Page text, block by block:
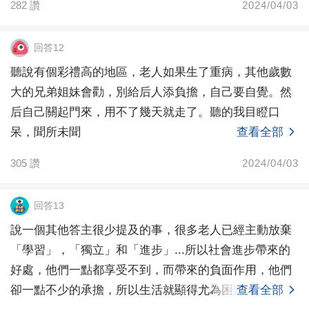
282 讚 2024/04/03
回答12
聽說有個彩禮高的地區，老人如果生了重病，其他歲數
大的兄弟姐妹會勸，別給后人添負擔，自己要自覺。然
后自己關起門來，用不了幾天就走了。聽的我目瞪口
呆，聞所未聞
查看全部
305 讚 2024/04/03
回答13
說一個其他答主很少提及的事，很多老人已經主動放棄
「學習」，「獨立」和「進步」...所以社會進步帶來的
好處，他們一點都享受不到，而帶來的負面作用，他們
卻一點不少的承擔，所以生活就顯得尤為困難我出門診
查看全部